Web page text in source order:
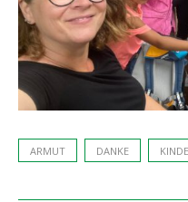
ARMUT DANKE